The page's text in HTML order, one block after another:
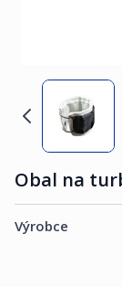
Obal na
Výrobce